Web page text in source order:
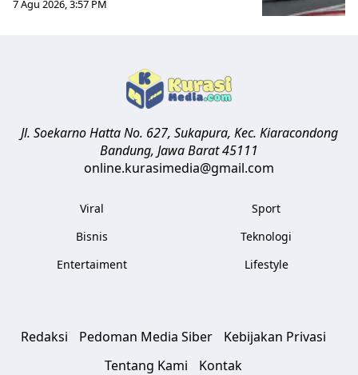
7 Agu 2026, 3:57 PM
Jl. Soekarno Hatta No. 627, Sukapura, Kec. Kiaracondong
Bandung, Jawa Barat45111
online.kurasimedia@gmail.com
Viral
Bisnis
Entertaiment
Sport
Teknologi
Lifestyle
Redaksi Pedoman Media Siber
Kebijakan Privasi
Tentang Kami
Kontak